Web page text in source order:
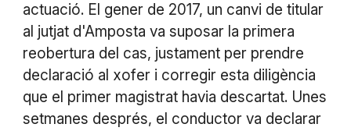
actuació. El gener de 2017, un canvi de titular
al jutjat d'Amposta va suposar la primera
reobertura del cas, justament per prendre
declaració al xofer i corregir esta diligència
que el primer magistrat havia descartat. Unes
setmanes després, el conductor va declarar